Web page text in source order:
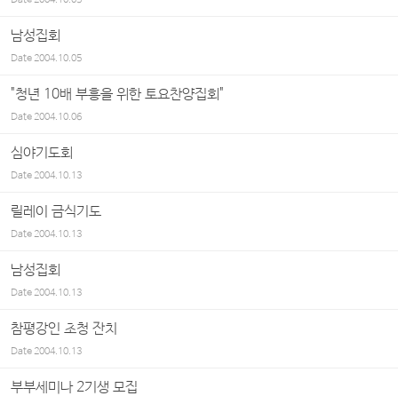
남성집회
Date2004.10.05
"청년 10배 부흥을 위한 토요찬양집회"
Date2004.10.06
심야기도회
Date2004.10.13
릴레이 금식기도
Date2004.10.13
남성집회
Date2004.10.13
참평강인 초청 잔치
Date2004.10.13
부부세미나 2기생 모집